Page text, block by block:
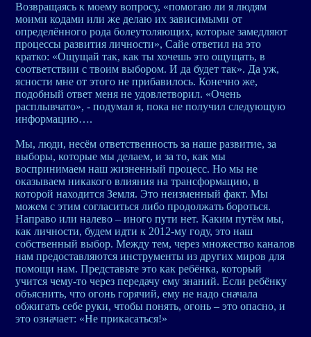
Возвращаясь к моему вопросу, «помогаю ли я людям
моими кодами или же делаю их зависимыми от
определённого рода болеутоляющих, которые замедляют
процессы развития личности», Сайе ответил на это
кратко: «Ощущай так, как ты хочешь это ощущать, в
соответствии с твоим выбором. И да будет так». Да уж,
ясности мне от этого не прибавилось. Конечно же,
подобный ответ меня не удовлетворил. «Очень
расплывчато», - подумал я, пока не получил следующую
информацию….
Мы, люди, несём ответственность за наше развитие, за
выборы, которые мы делаем, и за то, как мы
воспринимаем наш жизненный процесс. Но мы не
оказываем никакого влияния на трансформацию, в
которой находится Земля. Это неизменный факт. Мы
можем с этим согласиться либо продолжать бороться.
Направо или налево – иного пути нет. Каким путём мы,
как личности, будем идти к 2012-му году, это наш
собственный выбор. Между тем, через множество каналов
нам предоставляются инструменты из других миров для
помощи нам. Представьте это как ребёнка, который
учится чему-то через передачу ему знаний. Если ребёнку
объяснить, что огонь горячий, ему не надо сначала
обжигать себе руки, чтобы понять, огонь – это опасно, и
это означает: «Не прикасаться!»